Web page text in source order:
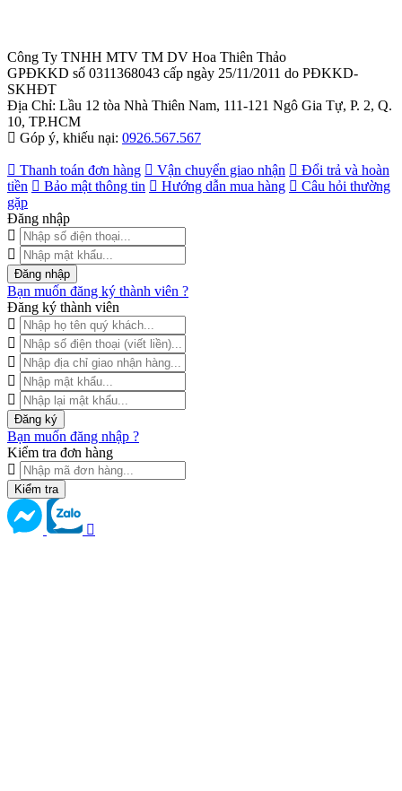
Công Ty TNHH MTV TM DV Hoa Thiên Thảo
GPĐKKD số 0311368043 cấp ngày 25/11/2011 do PĐKKD-
SKHĐT
Địa Chỉ: Lầu 12 tòa Nhà Thiên Nam, 111-121 Ngô Gia Tự, P. 2, Q.
10, TP.HCM
Góp ý, khiếu nại: 0926.567.567
Thanh toán đơn hàng Vận chuyển giao nhận
Đổi trả và hoàn
tiền
Bảo mật thông tin Hướng dẫn mua hàng
Câu hỏi thường
gặp
Đăng nhập
Đăng nhập
Bạn muốn đăng ký thành viên ?
Đăng ký thành viên
Đăng ký
Bạn muốn đăng nhập ?
Kiểm tra đơn hàng
Kiểm tra